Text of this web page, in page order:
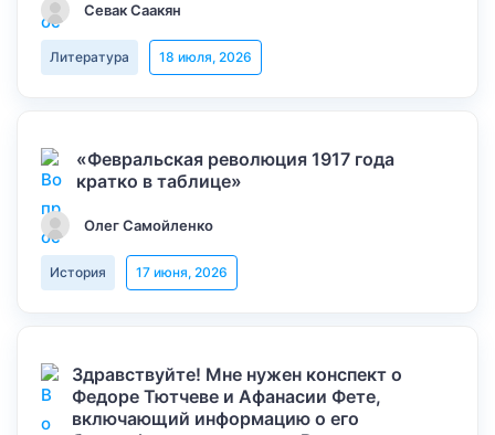
Севак Саакян
Литература 18 июля, 2026
«Февральская революция 1917 года
кратко в таблице»
Олег Самойленко
История 17 июня, 2026
Здравствуйте! Мне нужен конспект о
Федоре Тютчеве и Афанасии Фете,
включающий информацию о его